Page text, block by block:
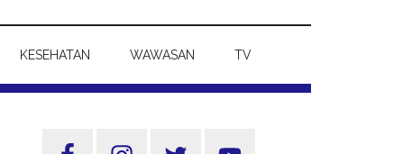
KESEHATAN WAWASAN TV
Sidebar